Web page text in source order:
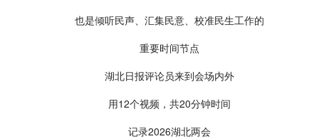
也是倾听民声、汇集民意、校准民生工作的
重要时间节点
湖北日报评论员来到会场内外
用12个视频，共20分钟时间
记录2026湖北两会